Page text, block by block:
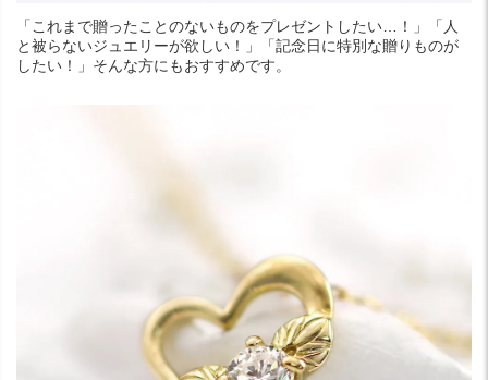
「これまで贈ったことのないものをプレゼントしたい…！」「人
と被らないジュエリーが欲しい！」「記念日に特別な贈りものが
したい！」そんな方にもおすすめです。